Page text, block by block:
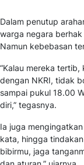
Dalam penutup
warga negara
Namun kebebasan
“Kalau mereka
dengan NKRI, tidak
sampai pukul 18.00
diri,” tegasnya.
Ia juga
kata, hingga
bibirmu, jaga